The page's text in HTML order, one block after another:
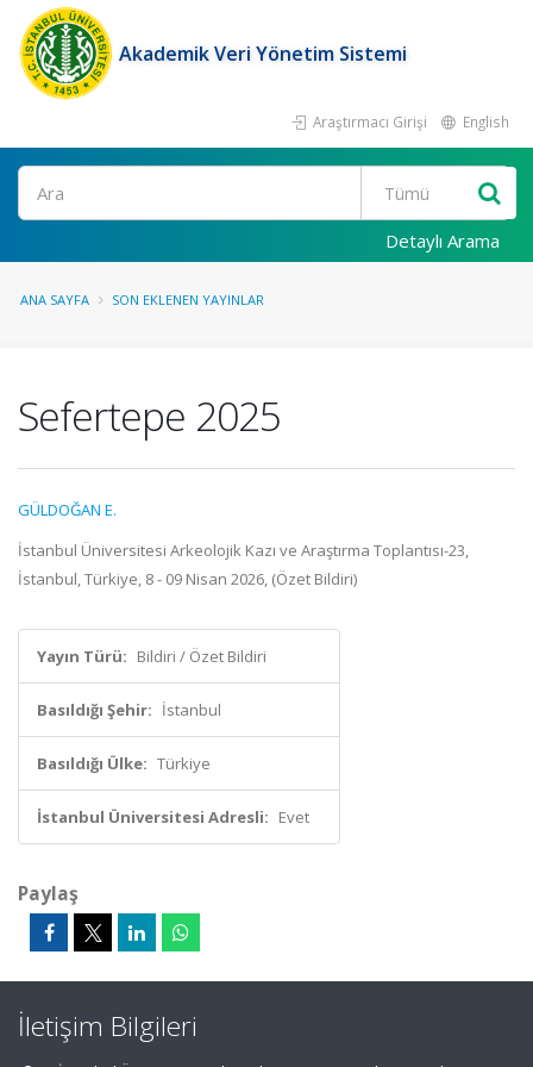
Akademik Veri Yönetim Sistemi
Araştırmacı Girişi English
Ara
Detaylı Arama
ANA SAYFA SON EKLENEN YAYINLAR
Sefertepe 2025
GÜLDOĞAN E.
İstanbul Üniversitesi Arkeolojik Kazı ve Araştırma Toplantısı-23,
İstanbul, Türkiye, 8 - 09 Nisan 2026, (Özet Bildiri)
Yayın Türü: Bildiri / Özet Bildiri
Basıldığı Şehir: İstanbul
Basıldığı Ülke: Türkiye
İstanbul Üniversitesi Adresli: Evet
Paylaş
İletişim Bilgileri